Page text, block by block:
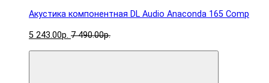
Акустика компонентная DL Audio Anaconda 165 Comp
5 243.00р. 7 490.00р.